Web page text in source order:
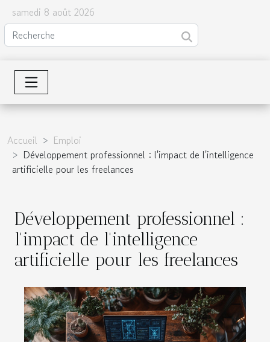
samedi 8 août 2026
Accueil
Emploi
Développement professionnel : l'impact de l'intelligence
artificielle pour les freelances
Développement professionnel :
l'impact de l'intelligence
artificielle pour les freelances